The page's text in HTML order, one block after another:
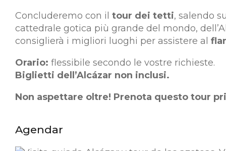
Concluderemo con il tour dei tetti, salendo
cattedrale gotica più grande del mondo,
consiglierà i migliori luoghi per assistere al
Orario: flessibile secondo le vostre richieste.
Biglietti dell’Alcázar non inclusi.
Non aspettare oltre! Prenota questo tour
Agendar